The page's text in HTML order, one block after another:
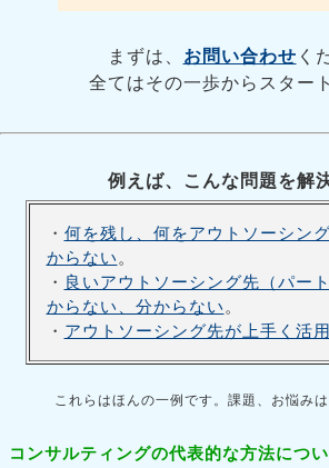
まずは、 お問い合わせ く
全てはその一歩からスター
例えば、こんな問題を解
・ 何を残し、何をアウトソーシン
からない 。
・ 良いアウトソーシング先（パー
からない、分からない 。
・ アウトソーシング先が上手く活
これらはほんの一例です。課題、お悩みは
コンサルティングの代表的な方法につい